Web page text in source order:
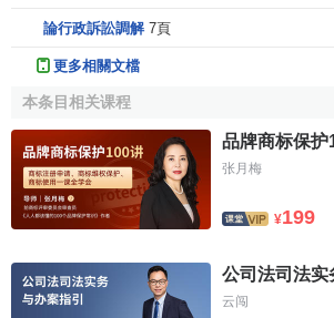
法國的行政法院在判決時所依據的主要是
班牙、土耳其、希臘、埃及等。
據受到行政機關不法行為侵害的利益關係
行為進行合法性審查，稱為司法審查。審
權無效原則。在英國，行政訴訟和民事訴
院管轄,沒有獨立的行政法院系統。一般
司法審查通常依據普通法上的各種令
論行政訴訟調解 7頁
更多相關文檔
本条目相关课程
品牌商标保护
张月梅
¥199
公司法司法实
云闯